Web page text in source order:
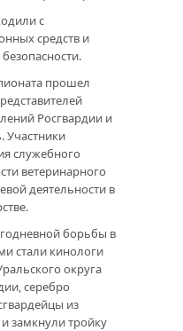
с
средств и
прошел
Росгвардии и
Участники
служебного
ветеринарного
деятельности в
борьбы в
стали кинологи
округа
серебро
из
замкнули тройку